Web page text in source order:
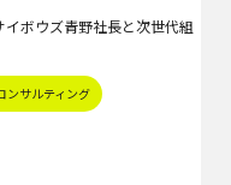
ボウズ青野社長と次世代組
ンサルティング